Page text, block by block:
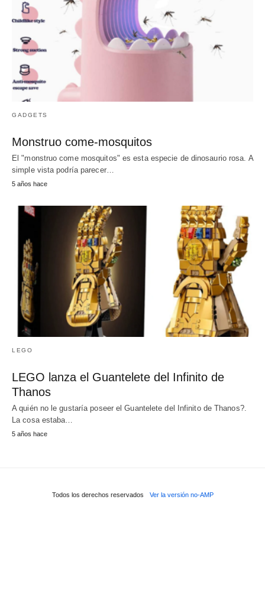
GADGETS
Monstruo come-mosquitos
El "monstruo come mosquitos" es esta especie de dinosaurio rosa. A
simple vista podría parecer…
5 años hace
LEGO
LEGO lanza el Guantelete del Infinito de
Thanos
A quién no le gustaría poseer el Guantelete del Infinito de Thanos?.
La cosa estaba…
5 años hace
Todos los derechos reservados Ver la versión no-AMP